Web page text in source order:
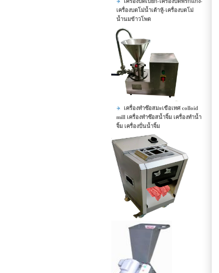
เครื่องบดโม่น้ำเต้าหู้-เครื่องบดโม่
น้ำนมข้าวโพด
เครื่องทำซ๊อสมะเขือเทศ colloid
mill เครื่องทำซ๊อสน้ำจิ้ม เครื่องทำน้ำ
จิ้ม เครื่องปั่นน้ำจิ้ม